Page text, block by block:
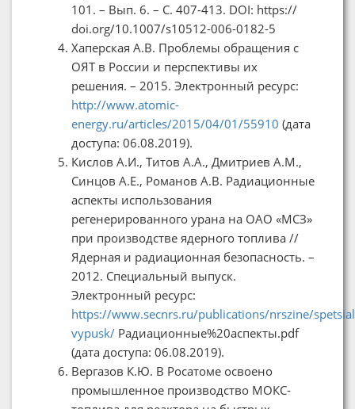
101. – Вып. 6. – С. 407-413. DOI: https://
doi.org/10.1007/s10512-006-0182-5
Хаперская А.В. Проблемы обращения с
ОЯТ в России и перспективы их
решения. – 2015. Электронный ресурс:
http://www.atomic-
energy.ru/articles/2015/04/01/55910 (дата
доступа: 06.08.2019).
Кислов А.И., Титов А.А., Дмитриев А.М.,
Синцов А.Е., Романов А.В. Радиационные
аспекты использования
регенерированного урана на ОАО «МСЗ»
при производстве ядерного топлива //
Ядерная и радиационная безопасность. –
2012. Специальный выпуск.
Электронный ресурс:
https://www.secnrs.ru/publications/nrszine/
vypusk/ Радиационные%20аспекты.pdf
(дата доступа: 06.08.2019).
Вергазов К.Ю. В Росатоме освоено
промышленное производство МОКС-